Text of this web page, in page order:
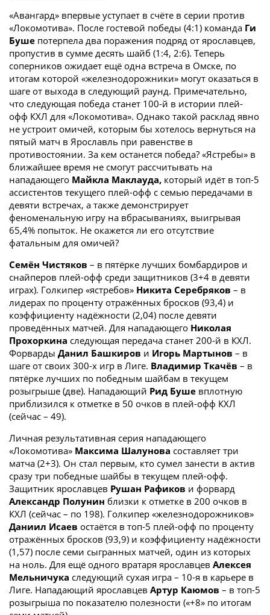
«Авангард» впервые уступает в счёте в серии против
«Локомотива». После гостевой победы (4:1) команда Ги
Буше потерпела два поражения подряд от ярославцев,
пропустив в сумме десять шайб (1:4, 2:6). Теперь
соперников ожидает ещё одна встреча в Омске, по
итогам которой «железнодорожники» могут оказаться в
шаге от выхода в следующий раунд. Примечательно,
что следующая победа станет 100-й в истории плей-
офф КХЛ для «Локомотива». Однако такой расклад явно
не устроит омичей, которым бы хотелось вернуться на
пятый матч в Ярославль при равенстве в
противостоянии. За кем останется победа? «Ястребы» в
ближайшее время не смогут рассчитывать на
нападающего Майкла Маклауда, который идёт в топ-5
ассистентов текущего плей-офф с семью передачами в
девяти встречах, а также демонстрирует
феноменальную игру на вбрасываниях, выигрывая
65,4% попыток. Не окажется ли его отсутствие
фатальным для омичей?
Семён Чистяков – в пятёрке лучших бомбардиров и
снайперов плей-офф среди защитников (3+4 в девяти
играх). Голкипер «ястребов» Никита Серебряков – в
лидерах по проценту отражённых бросков (93,4) и
коэффициенту надёжности (2,04) после девяти
проведённых матчей. Для нападающего Николая
Прохоркина следующая передача станет 200-й в КХЛ.
Форварды Данил Башкиров и Игорь Мартынов – в
шаге от своих 300-х игр в Лиге. Владимир Ткачёв – в
пятёрке лучших по победным шайбам в текущем
розыгрыше (две). Нападающий Рид Буше вплотную
приблизился к отметке в 50 очков в плей-офф КХЛ
(сейчас – 49).
Личная результативная серия нападающего
«Локомотива» Максима Шалунова составляет три
матча (2+3). Он стал первым, кто сумел занести в актив
сразу три победные шайбы в текущем плей-офф.
Защитник ярославцев Рушан Рафиков и форвард
Александр Полунин близки к отметке в 200 очков в
КХЛ (сейчас – по 198). Голкипер «железнодорожников»
Даниил Исаев остаётся в топ-5 плей-офф по проценту
отражённых бросков (93,9) и коэффициенту надёжности
(1,57) после семи сыгранных матчей, один из которых
на ноль. Для ещё одного вратаря ярославцев Алексея
Мельничука следующий сухая игра – 10-я в карьере в
Лиге. Нападающий ярославцев Артур Каюмов – в топ-5
розыгрыша по показателю полезности («+8» по итогам